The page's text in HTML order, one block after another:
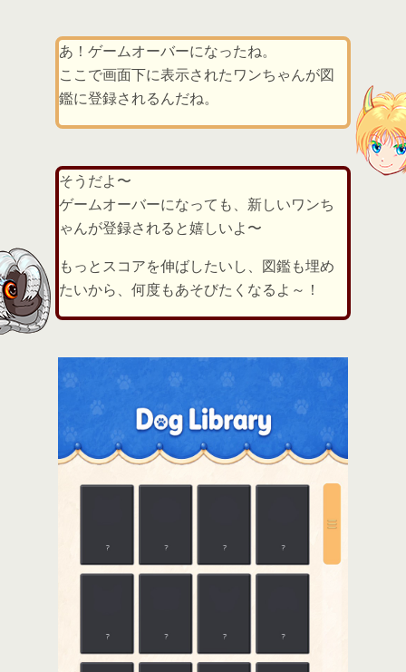
あ！ゲームオーバーになったね。
ここで画面下に表示されたワンちゃんが図
鑑に登録されるんだね。
そうだよ〜
ゲームオーバーになっても、新しいワンち
ゃんが登録されると嬉しいよ〜
もっとスコアを伸ばしたいし、図鑑も埋め
たいから、何度もあそびたくなるよ～！